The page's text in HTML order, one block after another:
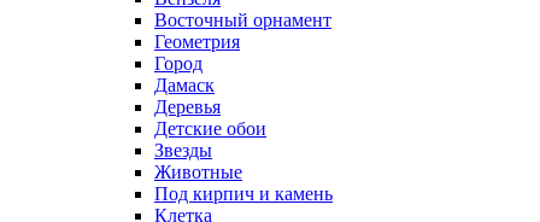
Восточный орнамент
Геометрия
Город
Дамаск
Деревья
Детские обои
Звезды
Животные
Под кирпич и камень
Клетка